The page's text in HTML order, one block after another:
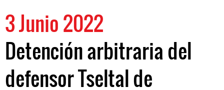
3 Junio 2022
Detención arbitraria del
defensor Tseltal de